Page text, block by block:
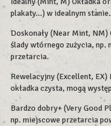
plakaty…) w idealnym stanie.
Doskonały (Near Mint, NM)
ślady wtórnego zużycia, np.
przetarcia.
Rewelacyjny (Excellent, EX)
okładka czysta, mogą
Bardzo dobry+ (Very Good
np. miejscowe przetarcia